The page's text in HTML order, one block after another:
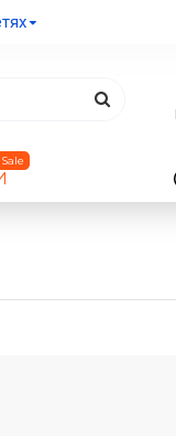
Sale